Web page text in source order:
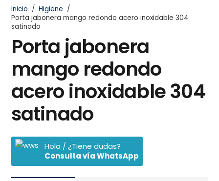
Inicio / Higiene /
Porta jabonera mango redondo acero inoxidable 304
satinado
Porta jabonera
mango redondo
acero inoxidable 304
satinado
Hola / ¿Tiene dudas?
Consulta vía WhatsApp